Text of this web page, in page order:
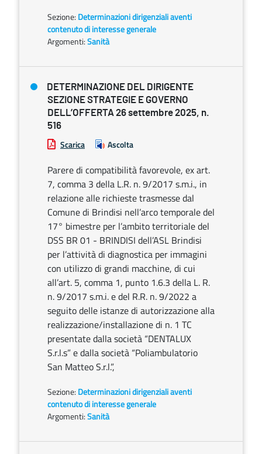
Sezione: Determinazioni dirigenziali aventi
contenuto di interesse generale
Argomenti:Sanità
DETERMINAZIONE DEL DIRIGENTE
SEZIONE STRATEGIE E GOVERNO
DELL’OFFERTA 26 settembre 2025, n.
516
Scarica Ascolta
Parere di compatibilità favorevole, ex art.
7, comma 3 della L.R. n. 9/2017 s.m.i., in
relazione alle richieste trasmesse dal
Comune di Brindisi nell’arco temporale del
17° bimestre per l’ambito territoriale del
DSS BR 01 - BRINDISI dell’ASL Brindisi
per l’attività di diagnostica per immagini
con utilizzo di grandi macchine, di cui
all’art. 5, comma 1, punto 1.6.3 della L. R.
n. 9/2017 s.m.i. e del R.R. n. 9/2022 a
seguito delle istanze di autorizzazione alla
realizzazione/installazione di n. 1 TC
presentate dalla società “DENTALUX
S.r.l.s” e dalla società “Poliambulatorio
San Matteo S.r.l.”,
Sezione: Determinazioni dirigenziali aventi
contenuto di interesse generale
Argomenti:Sanità